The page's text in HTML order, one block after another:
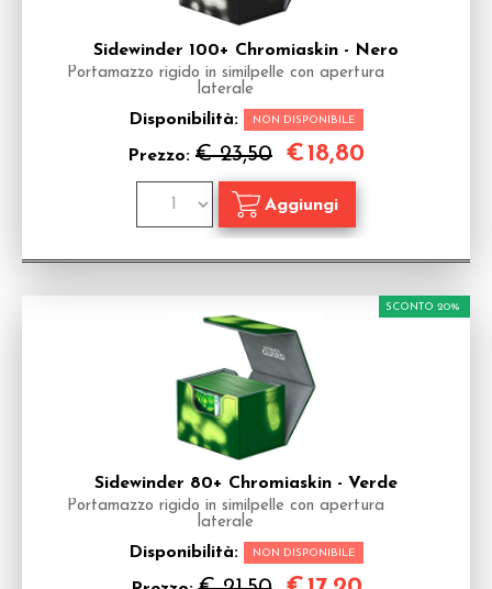
Sidewinder 100+ Chromiaskin - Nero
Portamazzo rigido in similpelle con apertura
laterale
Disponibilità: NON DISPONIBILE
Prezzo: € 23,50 €18,80
Sidewinder 80+ Chromiaskin - Verde
Portamazzo rigido in similpelle con apertura
laterale
Disponibilità: NON DISPONIBILE
SCONTO 20%